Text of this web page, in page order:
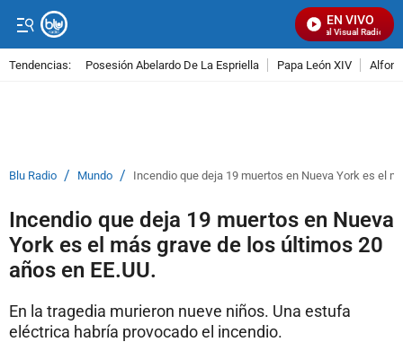
EN VIVO
Señal Visual Radio
Tendencias: Posesión Abelardo De La Espriella Papa León XIV
Blu Radio / Mundo / Incendio que deja 19 muertos en Nueva York es el
Incendio que deja 19 muertos en Nueva
York es el más grave de los últimos 20
años en EE.UU.
En la tragedia murieron nueve niños. Una estufa
eléctrica habría provocado el incendio.